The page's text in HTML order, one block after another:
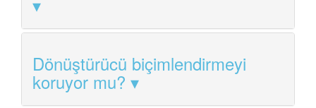
Dönüştürücü biçimlendirmeyi
koruyor mu?